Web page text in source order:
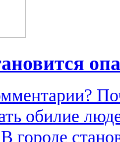
обилие
В городе